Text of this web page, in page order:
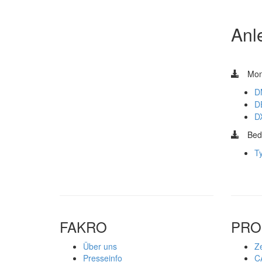
FAKRO
Über uns
Presseinfo